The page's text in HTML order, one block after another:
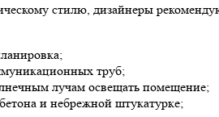
стилю, дизайнеры
труб;
лучам освещать помещение;
и небрежной штукатурке;